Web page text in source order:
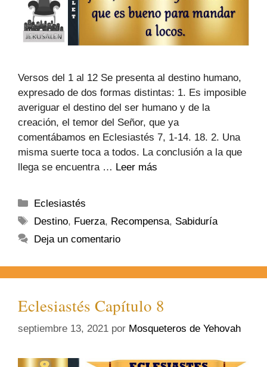
Versos del 1 al 12 Se presenta al destino humano,
expresado de dos formas distintas: 1. Es imposible
averiguar el destino del ser humano y de la
creación, el temor del Señor, que ya
comentábamos en Eclesiastés 7, 1-14. 18. 2. Una
misma suerte toca a todos. La conclusión a la que
llega se encuentra … Leer más
Eclesiastés
Destino, Fuerza, Recompensa, Sabiduría
Deja un comentario
Eclesiastés Capítulo 8
septiembre 13, 2021 por Mosqueteros de Yehovah